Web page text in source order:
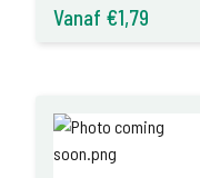
Vanaf €1,79